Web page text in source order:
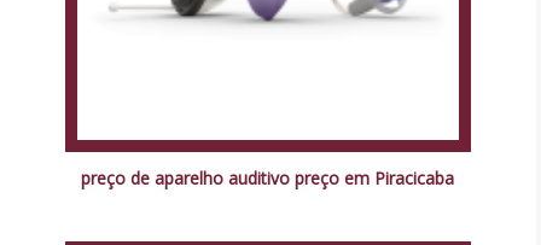
preço de aparelho auditivo preço em Piracicaba